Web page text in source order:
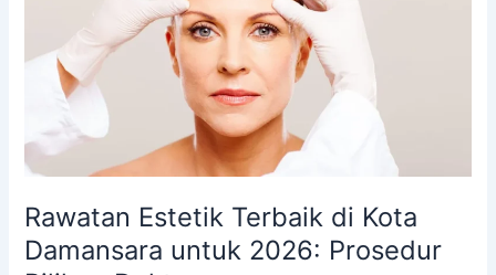
Rawatan Estetik Terbaik di Kota
Damansara untuk 2026: Prosedur
Kota
Damansara
2026:
Prosedur
Pilihan
Doktor